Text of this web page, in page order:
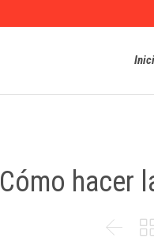
Cómo hacer
